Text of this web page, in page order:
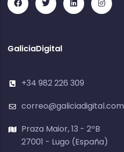
GaliciaDigital
+34 982 226 309
correo@galiciadigital.com
Praza Maior, 13 - 2ºB
27001 - Lugo (España)